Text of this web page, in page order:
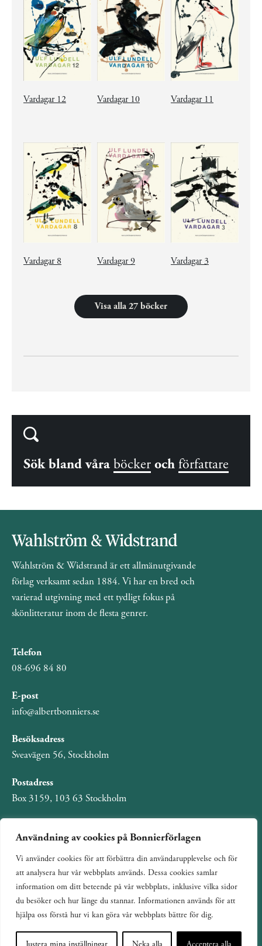
Användning av cookies på Bonnierförlagen
Vi använder cookies för att förbättra din användarupplevelse och för
att analysera hur vår webbplats används. Dessa cookies samlar
information om ditt beteende på vår webbplats, inklusive vilka sidor
du besöker och hur länge du stannar. Informationen används för att
hjälpa oss förstå hur vi kan göra vår webbplats bättre för dig.
Vardagar 12 Vardagar 10 Vardagar 11
Vardagar 8 Vardagar 9 Vardagar 3
Visa alla 27 böcker
Sök bland våra böcker och författare
Wahlström & Widstrand är ett allmänutgivande
förlag verksamt sedan 1884. Vi har en bred och
varierad utgivning med ett tydligt fokus på
skönlitteratur inom de flesta genrer.
Telefon
08-696 84 80
E-post
info@albertbonniers.se
Besöksadress
Sveavägen 56, Stockholm
Postadress
Box 3159, 103 63 Stockholm
Om Bonnierförlagen
Cookies
Integritetspolicy